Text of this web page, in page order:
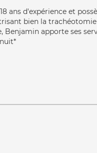
ans d'expérience et
bien la
apporte ses